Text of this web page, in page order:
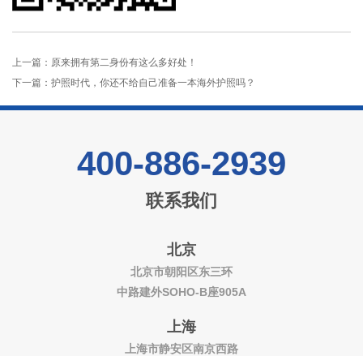
上一篇： 原来拥有第二身份有这么多好处！
下一篇： 护照时代，你还不给自己准备一本海外护照吗？
400-886-2939
联系我们
北京
北京市朝阳区东三环
中路建外SOHO-B座905A
上海
上海市静安区南京西路